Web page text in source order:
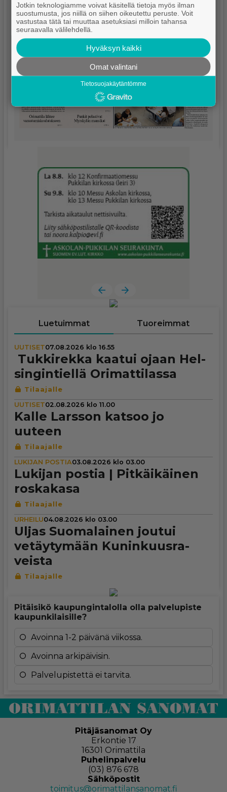
Luetuimmat Tuoreimmat
UUTISET07.08.2026 klo 16.55
Tuk­ki­rekka kaatui ojaan Hel­
sin­gin­tiellä Ori­mat­ti­lassa
UUTISET02.08.2026 klo 11.00
Kalle Larsson katsoo jo
uuteen
LUKIJAN POSTIA03.08.2026 klo 03.00
Lukijan postia | Pit­käi­käi­nen
roskakasa
URHEILU04.08.2026 klo 03.00
Uljas Suo­ma­lai­nen joutui
vetäy­ty­mään Kunin­kuus­ra­
veista
Pitäisikö kaupungintalolla olla palvelupiste
kaupunkilaisille?
Avoinna 1-2 päivänä viikossa.
Avoinna arkipäivisin.
Palvelupistettä ei tarvita.
Pitäjäsanomat Oy
Erkontie 17
16301 Orimattila
Puhelinpalvelu
(03) 876 678
Sähköpostit
toimitus@orimattilansanomat.fi
Jotkin teknologiamme voivat käsitellä tietoja myös ilman
suostumusta, jos niillä on siihen oikeutettu peruste. Voit
vastustaa tätä tai muuttaa asetuksiasi milloin tahansa
seuraavalla välilehdellä.
Hyväksyn kaikki
Omat valintani
Tietosuojakäytäntömme